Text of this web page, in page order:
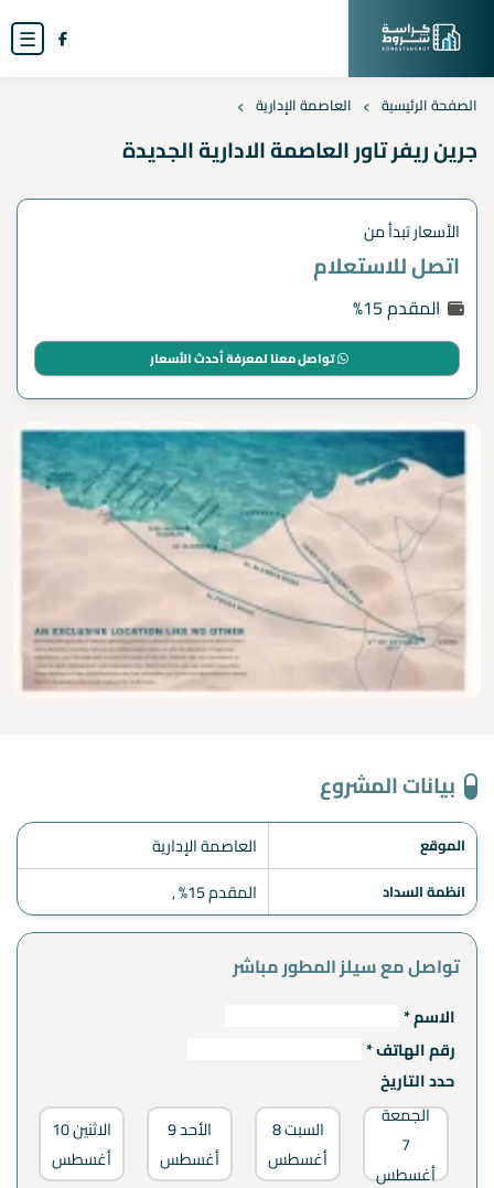
☰
الصفحة الرئيسية › العاصمة الإدارية ›
جرين ريفر تاور العاصمة الادارية الجديدة
الأسعار تبدأ من
اتصل للاستعلام
المقدم 15%
تواصل معنا لمعرفة أحدث الأسعار
بيانات المشروع
الموقع العاصمة الإدارية
انظمة السداد المقدم 15% ,
تواصل مع سيلز المطور مباشر
الاسم *
رقم الهاتف *
حدد التاريخ
الجمعة
7
أغسطس
السبت8
أغسطس
الأحد9
أغسطس
الاثنين10
أغسطس